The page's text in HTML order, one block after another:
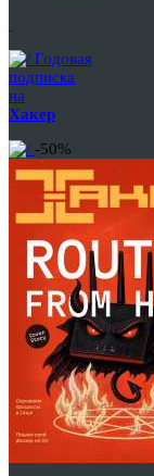
Годовая
подписка
на
Хакер
-50%